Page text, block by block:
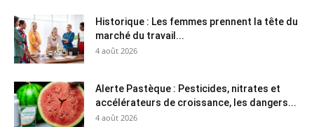
Historique : Les femmes prennent la tête du
marché du travail...
4 août 2026
Alerte Pastèque : Pesticides, nitrates et
accélérateurs de croissance, les dangers...
4 août 2026